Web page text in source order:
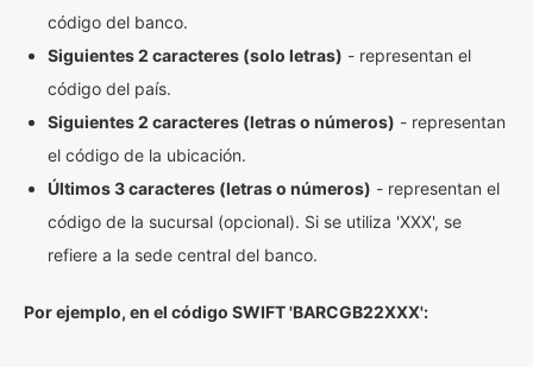
código del banco.
Siguientes 2 caracteres (solo letras) - representan el
código del país.
Siguientes 2 caracteres (letras o números) - representan
el código de la ubicación.
Últimos 3 caracteres (letras o números) - representan el
código de la sucursal (opcional). Si se utiliza 'XXX', se
refiere a la sede central del banco.
Por ejemplo, en el código SWIFT 'BARCGB22XXX':